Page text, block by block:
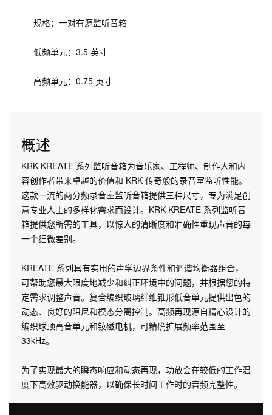
规格：一对有源监听音箱
低频单元：3.5 英寸
高频单元：0.75 英寸
概述
KRK KREATE 系列监听音箱为音乐家、工程师、制作人和内
容创作者带来卓越的价值和 KRK 传奇般的录音室监听性能。
这款一流的两分频录音室监听音箱提供三种尺寸，专为满足创
意专业人士的多样化需求而设计。KRK KREATE 系列监听音
箱提供您所需的工具，以惊人的清晰度和准确性重现声音的每
一个细微差别。
KREATE 系列具有实用的声学边界条件和调谐均衡器组合，
可帮助您最大限度地减少和纠正环境中的问题，并根据您的特
定需求调整声音。复合编织玻璃纤维锥形低音单元提供出色的
动态、良好的阻尼和模态分离控制。高频再现源自精心设计的
编织球顶高音单元和钕磁电机，可精确扩展频率范围至
33kHz。
为了实现最大的瞬态响应和动态再现，功放会在较低的工作温
度下高效驱动换能器，以确保长时间工作时的音频完整性。